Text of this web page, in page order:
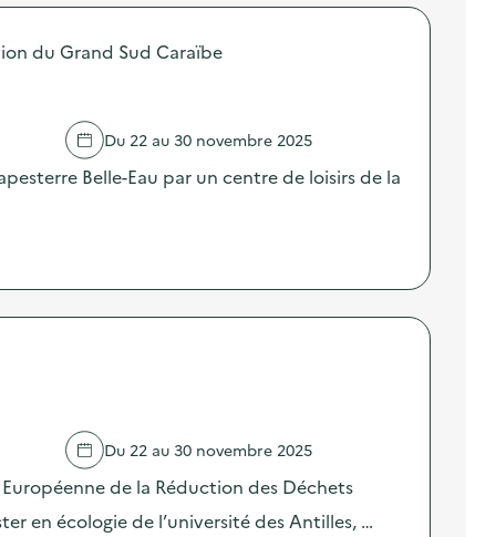
du Grand Sud Caraïbe
Du 22 au 30 novembre 2025
Belle-Eau par un centre de loisirs de la
Du 22 au 30 novembre 2025
de la Réduction des Déchets
en écologie de l’université des Antilles, …